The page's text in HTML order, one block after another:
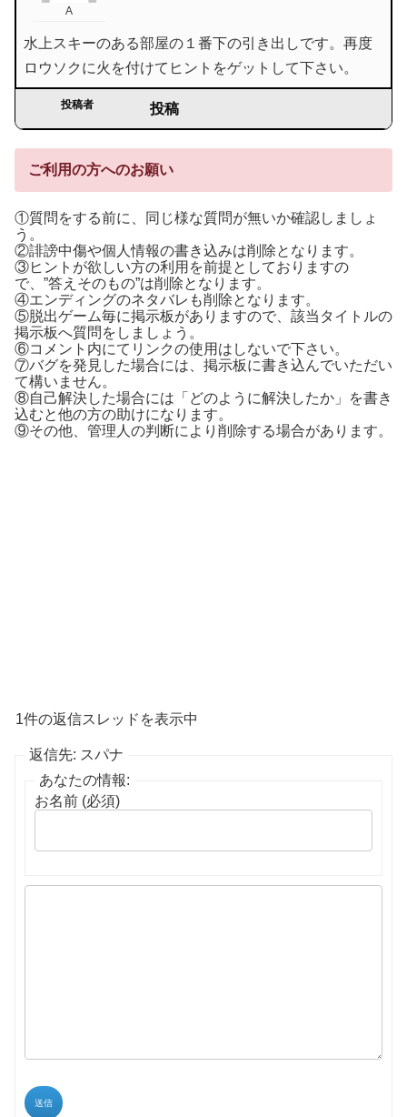
A
水上スキーのある部屋の１番下の引き出しです。再度
ロウソクに火を付けてヒントをゲットして下さい。
投稿者 投稿
ご利用の方へのお願い
①質問をする前に、同じ様な質問が無いか確認しましょ
う。
②誹謗中傷や個人情報の書き込みは削除となります。
③ヒントが欲しい方の利用を前提としておりますの
で、”答えそのもの”は削除となります。
④エンディングのネタバレも削除となります。
⑤脱出ゲーム毎に掲示板がありますので、該当タイトルの
掲示板へ質問をしましょう。
⑥コメント内にてリンクの使用はしないで下さい。
⑦バグを発見した場合には、掲示板に書き込んでいただい
て構いません。
⑧自己解決した場合には「どのように解決したか」を書き
込むと他の方の助けになります。
⑨その他、管理人の判断により削除する場合があります。
1件の返信スレッドを表示中
返信先: スパナ
あなたの情報:
お名前 (必須)
送信